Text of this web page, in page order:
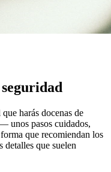
harás docenas de
unos pasos cuidados,
que recomiendan los
detalles que suelen